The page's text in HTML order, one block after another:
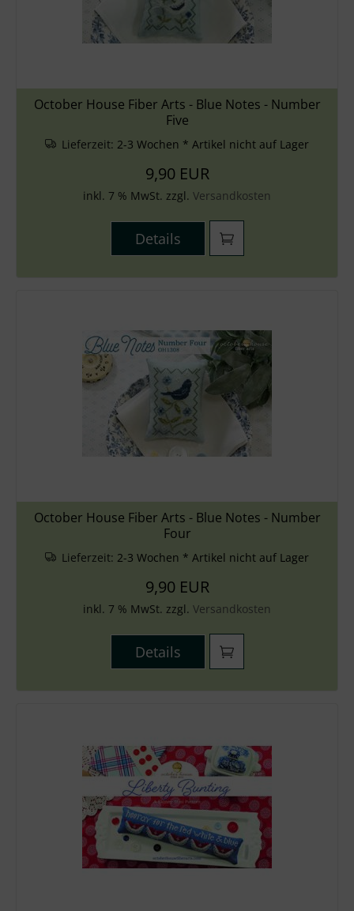
October House Fiber Arts - Blue Notes - Number
Five
Lieferzeit: 2-3 Wochen * Artikel nicht auf Lager
9,90 EUR
inkl. 7 % MwSt. zzgl. Versandkosten
Details
October House Fiber Arts - Blue Notes - Number
Four
Lieferzeit: 2-3 Wochen * Artikel nicht auf Lager
9,90 EUR
inkl. 7 % MwSt. zzgl. Versandkosten
Details